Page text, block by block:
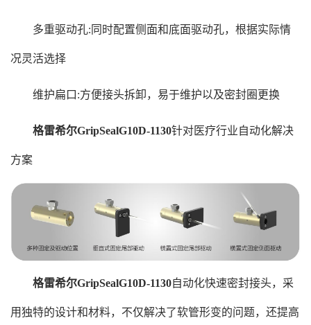
多重驱动孔:同时配置侧面和底面驱动孔，根据实际情
况灵活选择
维护扁口:方便接头拆卸，易于维护以及密封圈更换
格雷希尔GripSealG10D-1130针对医疗行业自动化解决
方案
格雷希尔GripSealG10D-1130自动化快速密封接头，采
用独特的设计和材料，不仅解决了软管形变的问题，还提高